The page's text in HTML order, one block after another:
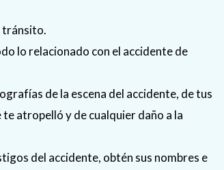
tránsito.
lo relacionado con el accidente de
de la escena del accidente, de tus
te atropelló y de cualquier daño a la
del accidente, obtén sus nombres e